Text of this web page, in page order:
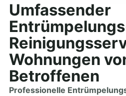
Umfassender
Wohnungen
Betroffenen
Professionelle